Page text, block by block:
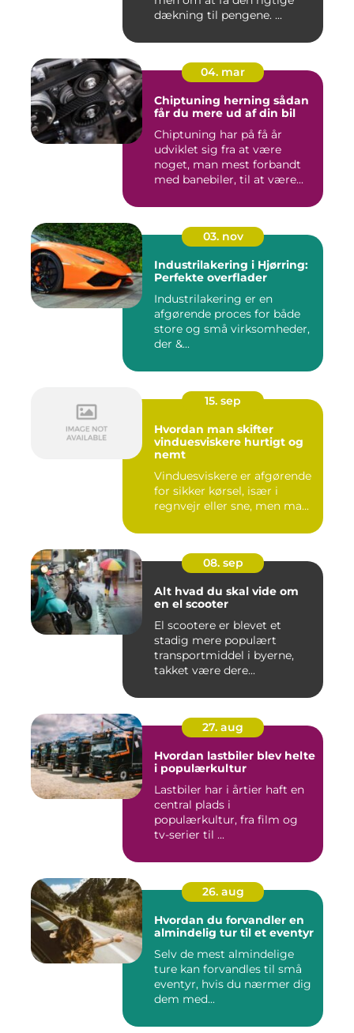
dækning til pengene. ...
04. mar
Chiptuning herning sådan
får du mere ud af din bil
Chiptuning har på få år
udviklet sig fra at være
noget, man mest forbandt
med banebiler, til at være...
03. nov
Industrilakering i Hjørring:
Perfekte overflader
Industrilakering er en
afgørende proces for både
store og små virksomheder,
der &...
15. sep
Hvordan man skifter
vinduesviskere hurtigt og
nemt
Vinduesviskere er afgørende
for sikker kørsel, især i
regnvejr eller sne, men ma...
08. sep
Alt hvad du skal vide om
en el scooter
El scootere er blevet et
stadig mere populært
transportmiddel i byerne,
takket være dere...
27. aug
Hvordan lastbiler blev helte
i populærkultur
Lastbiler har i årtier haft en
central plads i
populærkultur, fra film og
tv-serier til ...
26. aug
Hvordan du forvandler en
almindelig tur til et eventyr
Selv de mest almindelige
ture kan forvandles til små
eventyr, hvis du nærmer dig
dem med...